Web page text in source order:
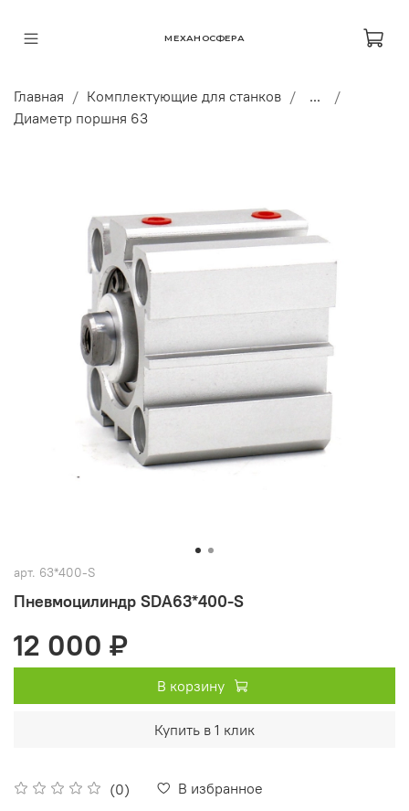
МЕХАНОСФЕРА
Главная Комплектующие для станков
...
Диаметр поршня 63
арт. 63*400-S
Пневмоцилиндр SDA63*400-S
(0) В избранное
12 000 ₽
В корзину
Купить в 1 клик